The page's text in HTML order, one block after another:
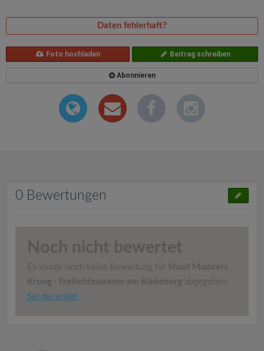
Daten fehlerhaft?
Foto hochladen Beitrag schreiben
Abonnieren
0 Bewertungen
Noch nicht bewertet
Es wurde noch keine Bewertung für Stoof Mudders
Kroog · Freilichtmuseum am Kiekeberg abgegeben.
Sei der erste!